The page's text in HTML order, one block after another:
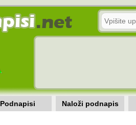
Podnapisi Naloži podnapis